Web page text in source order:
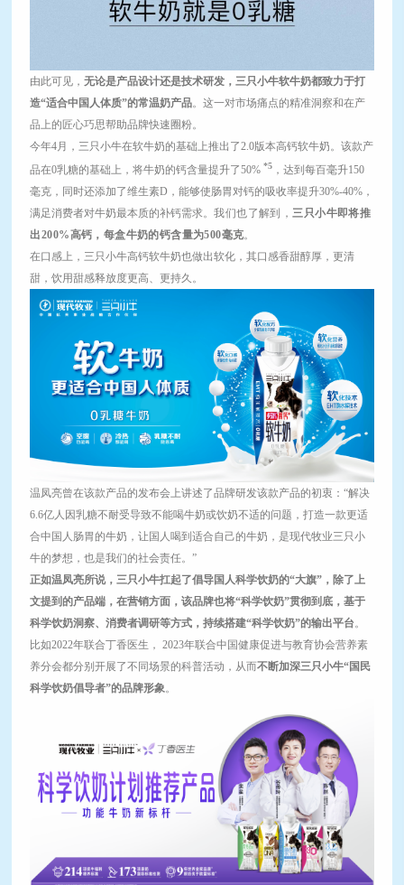
由此可见，无论是产品设计还是技术研发，三只小牛软牛奶都致力于打
造“适合中国人体质”的常温奶产品。这一对市场痛点的精准洞察和在产
品上的匠心巧思帮助品牌快速圈粉。
今年4月，三只小牛在软牛奶的基础上推出了2.0版本高钙软牛奶。该款产
品在0乳糖的基础上，将牛奶的钙含量提升了50%*5 ，达到每百毫升150
毫克，同时还添加了维生素D，能够使肠胃对钙的吸收率提升30%-40%，
满足消费者对牛奶最本质的补钙需求。我们也了解到 ， 三只小牛即将推
出200%高钙，每盒牛奶的钙含量为500毫克。
在口感上，三只小牛高钙软牛奶也做出软化，其口感香甜醇厚，更清
甜，饮用甜感释放度更高、更持久。
温凤亮曾在该款产品的发布会上讲述了品牌研发该款产品的初衷：“解决
6.6亿人因乳糖不耐受导致不能喝牛奶或饮奶不适的问题，打造一款更适
合中国人肠胃的牛奶，让国人喝到适合自己的牛奶，是现代牧业三只小
牛的梦想，也是我们的社会责任。”
正如温凤亮所说，三只小牛扛起了倡导国人科学饮奶的“大旗”，除了上
文提到的产品端，在营销方面，该品牌也将“科学饮奶”贯彻到底，基于
科学饮奶洞察、消费者调研等方式，持续搭建“科学饮奶”的输出平台。
比如2022年联合丁香医生， 2023年联合中国健康促进与教育协会营养素
养分会都分别开展了不同场景的科普活动，从而不断加深三只小牛“国民
科学饮奶倡导者”的品牌形象。